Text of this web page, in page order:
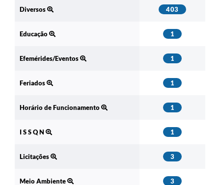
Diversos 403
Educação 1
Efemérides/Eventos 1
Feriados 1
Horário de Funcionamento 1
I S S Q N 1
Licitações 3
Meio Ambiente 3